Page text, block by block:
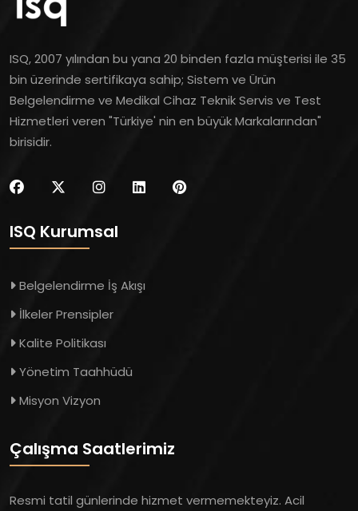
ISQ, 2007 yılından bu yana 20 binden fazla müşterisi ile 35
bin üzerinde sertifikaya sahip; Sistem ve Ürün
Belgelendirme ve Medikal Cihaz Teknik Servis ve Test
Hizmetleri veren "Türkiye' nin en büyük Markalarından"
birisidir.
ISQ Kurumsal
Belgelendirme İş Akışı
İlkeler Prensipler
Kalite Politikası
Yönetim Taahhüdü
Misyon Vizyon
Çalışma Saatlerimiz
Resmi tatil günlerinde hizmet vermemekteyiz. Acil